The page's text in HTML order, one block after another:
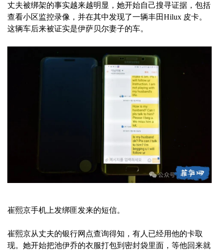
丈夫被绑架的事实越来越明显，她开始自己搜寻证据，包括
查看小区监控录像，并在其中发现了一辆丰田Hilux 皮卡。
这辆车后来被证实是伊萨贝尔妻子的车。
崔熙京手机上发绑匪发来的短信。
崔熙京从丈夫的银行网点查询得知，有人已经用他的卡取
现。她开始把池伊乔的衣服打包到密封袋里面，等他回来就